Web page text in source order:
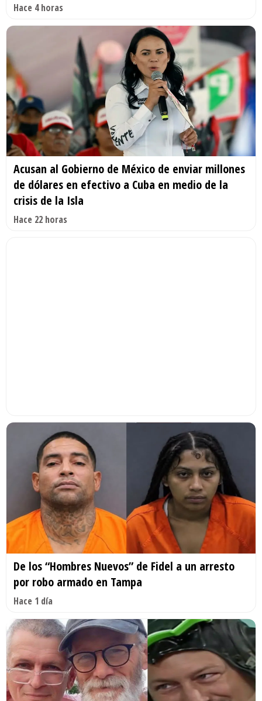
Hace 4 horas
Acusan al Gobierno de México de enviar millones
de dólares en efectivo a Cuba en medio de la
crisis de la Isla
Hace 22 horas
De los “Hombres Nuevos” de Fidel a un arresto
por robo armado en Tampa
Hace 1 día